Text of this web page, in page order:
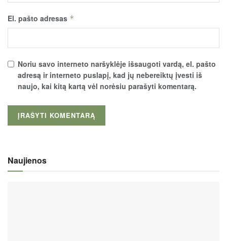
El. pašto adresas *
Noriu savo interneto naršyklėje išsaugoti vardą, el. pašto
adresą ir interneto puslapį, kad jų nebereiktų įvesti iš
naujo, kai kitą kartą vėl norėsiu parašyti komentarą.
Naujienos